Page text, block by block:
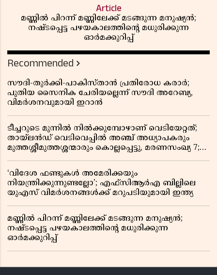
Article
മണ്ണിൽ പിറന്ന് മണ്ണിലേക്ക് മടങ്ങുന്ന മനുഷ്യൻ;
നഷ്ടപ്പെട്ട പഴയകാലത്തിൻ്റെ മധുരിക്കുന്ന
ഓർമക്കുറിപ്പ്
Recommended
സൗദി-തുർക്കി-പാകിസ്താൻ പ്രതിരോധ കരാർ;
പുതിയ സൈനിക ചേരിയല്ലെന്ന് സൗദി അറേബ്യ,
വിമർശനവുമായി ഇറാൻ
ടീച്ചറുടെ മുന്നിൽ നിൽക്കുമ്പോഴാണ് വെടിയേറ്റത്;
തായ്‌ലൻഡ് വെടിവെപ്പിൽ അഞ്ച് അധ്യാപകരും
മുത്തശ്ശീമുത്തശ്ശന്മാരും കൊല്ലപ്പെട്ടു, മരണസംഖ്യ 7;
‘വിദേശ ഫണ്ടുകൾ അമേരിക്കയും
നിയന്ത്രിക്കുന്നുണ്ടല്ലോ’; എഫ്സിആർഎ ബില്ലിലെ
യുഎസ് വിമർശനങ്ങൾക്ക് മറുപടിയുമായി ഇന്ത്യ
മണ്ണിൽ പിറന്ന് മണ്ണിലേക്ക് മടങ്ങുന്ന മനുഷ്യൻ;
നഷ്ടപ്പെട്ട പഴയകാലത്തിൻ്റെ മധുരിക്കുന്ന
ഓർമക്കുറിപ്പ്